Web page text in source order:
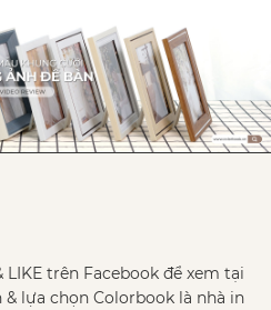
trên Facebook để xem tại
lựa chọn Colorbook là nhà in